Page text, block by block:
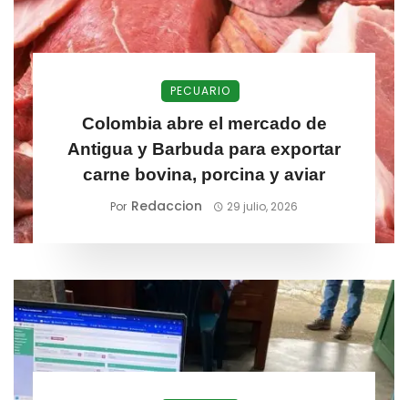
PECUARIO
Colombia abre el mercado de
Antigua y Barbuda para exportar
carne bovina, porcina y aviar
Por Redaccion 29 julio, 2026